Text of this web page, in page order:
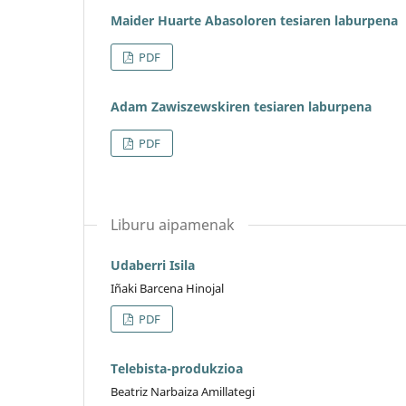
Maider Huarte Abasoloren tesiaren laburpena
PDF
Adam Zawiszewskiren tesiaren laburpena
PDF
Liburu aipamenak
Udaberri Isila
Iñaki Barcena Hinojal
PDF
Telebista-produkzioa
Beatriz Narbaiza Amillategi